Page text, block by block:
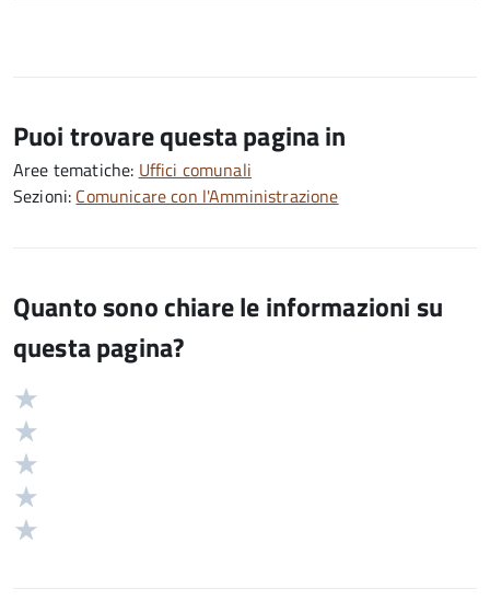
Puoi trovare questa pagina in
Aree tematiche: Uffici comunali
Sezioni: Comunicare con l'Amministrazione
Quanto sono chiare le informazioni su
questa pagina?
Valutazione